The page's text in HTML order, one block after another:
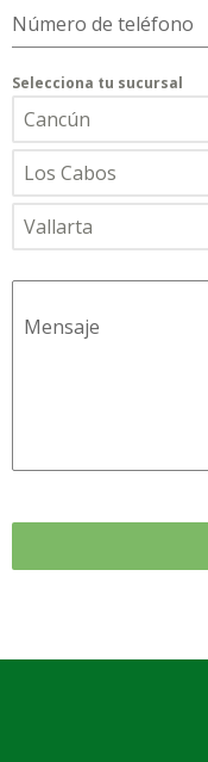
Número de teléfono
Selecciona tu sucursal
Cancún
Los Cabos
Vallarta
Mensaje